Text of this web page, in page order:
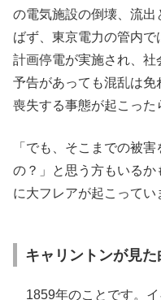
の電気施設の倒壊、流出
ばず、東京電力の管内
計画停電が実施され、社
予告があっても混乱は
喪失する事態が起こっ
「でも、そこまでの被
の？」と思う方もいる
に大フレアが起こってい
キャリントンが見
1859年のことです。イ